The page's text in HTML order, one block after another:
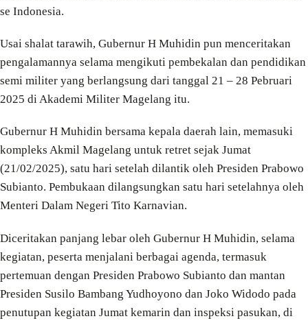
se Indonesia.
Usai shalat tarawih, Gubernur H Muhidin pun menceritakan
pengalamannya selama mengikuti pembekalan dan pendidikan
semi militer yang berlangsung dari tanggal 21 – 28 Pebruari
2025 di Akademi Militer Magelang itu.
Gubernur H Muhidin bersama kepala daerah lain, memasuki
kompleks Akmil Magelang untuk retret sejak Jumat
(21/02/2025), satu hari setelah dilantik oleh Presiden Prabowo
Subianto. Pembukaan dilangsungkan satu hari setelahnya oleh
Menteri Dalam Negeri Tito Karnavian.
Diceritakan panjang lebar oleh Gubernur H Muhidin, selama
kegiatan, peserta menjalani berbagai agenda, termasuk
pertemuan dengan Presiden Prabowo Subianto dan mantan
Presiden Susilo Bambang Yudhoyono dan Joko Widodo pada
penutupan kegiatan Jumat kemarin dan inspeksi pasukan, di